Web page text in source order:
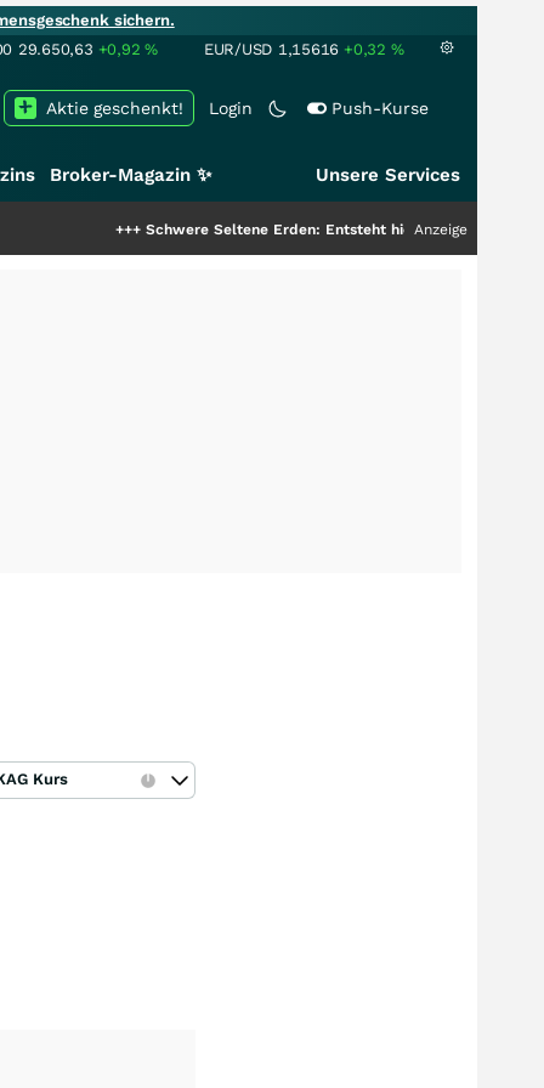
sichern.
29.650,63 +0,92% EUR/USD 1,15616 +0,32 %
Login Push-Kurse
Aktie geschenkt!
Broker-Magazin ✨ Unsere Services
Schwere Seltene Erden: Entsteht hier die nächste Milliardenstory?
Anzeige
Kurs